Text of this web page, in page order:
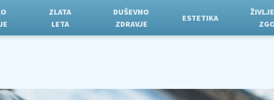
ZLATA
LETA
DUŠEVNO
ZDRAVJE
ESTETIKA